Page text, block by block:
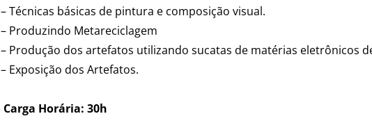
– Técnicas básicas de pintura e composição visual.
– Produzindo Metareciclagem
– Produção dos artefatos utilizando sucatas de matérias eletrônicos
– Exposição dos Artefatos.
Carga Horária: 30h